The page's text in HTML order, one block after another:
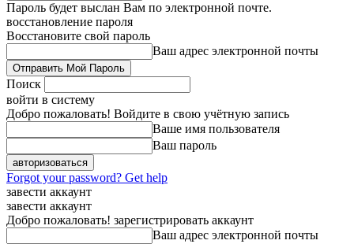
Пароль будет выслан Вам по электронной почте.
восстановление пароля
Восстановите свой пароль
Ваш адрес электронной почты
Поиск
войти в систему
Добро пожаловать! Войдите в свою учётную запись
Ваше имя пользователя
Ваш пароль
Forgot your password? Get help
завести аккаунт
завести аккаунт
Добро пожаловать! зарегистрировать аккаунт
Ваш адрес электронной почты